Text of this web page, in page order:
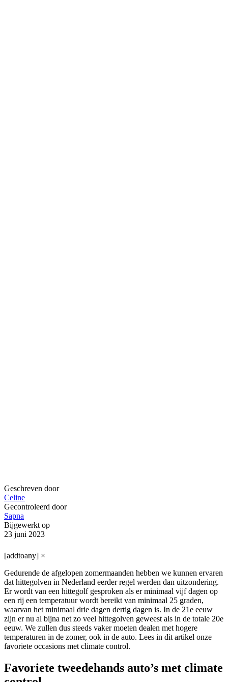
Geschreven door
Celine
Gecontroleerd door
Sapna
Bijgewerkt op
23 juni 2023
[addtoany] ×
Gedurende de afgelopen zomermaanden hebben we kunnen ervaren
dat hittegolven in Nederland eerder regel werden dan uitzondering.
Er wordt van een hittegolf gesproken als er minimaal vijf dagen op
een rij een temperatuur wordt bereikt van minimaal 25 graden,
waarvan het minimaal drie dagen dertig dagen is. In de 21e eeuw
zijn er nu al bijna net zo veel hittegolven geweest als in de totale 20e
eeuw. We zullen dus steeds vaker moeten dealen met hogere
temperaturen in de zomer, ook in de auto. Lees in dit artikel onze
favoriete occasions met climate control.
Favoriete tweedehands auto’s met climate